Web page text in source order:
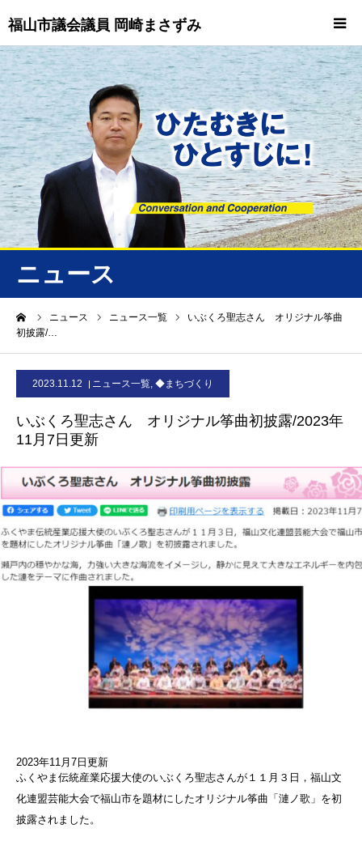
福山市議会議員 岡崎まさずみ
ニュース
ニュース ニュース一覧
いぶくろ聖志さん オリジナル筝曲
初披露/…
2023.11.12 ニュース一覧, ◆まちづくり
いぶくろ聖志さん オリジナル筝曲初披露/2023年
11月7日更新
2023年11月7日更新
​ふくやま伝統産業応援大使のいぶくろ聖志さんが１１月３日，福山文
化連盟芸能大会で福山市を題材にしたオリジナル筝曲「漣ノ歌」を初
披露されました。
HOME
重要情報
プロフィール
ニュース/トピックス
ニュース
お問合せ